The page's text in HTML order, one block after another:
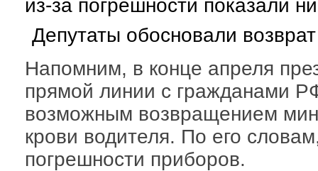
из-за погрешности показали
Депутаты обосновали
Напомним, в конце апреля
прямой линии с гражданами
возможным возвращением
крови водителя. По его
погрешности приборов.